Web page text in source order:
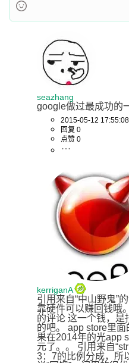
seazhang
google做过最成功的
2015-05-12 17:55:08
回复 0
点赞 0
kerriganA
引用来自“中山野鬼”
靠硬件可以赚回钱哦
的评论 这一个钱，是
的吧。 app store里
果在2014年的光app
元了。。 引用来自
3：7的比例分成，所